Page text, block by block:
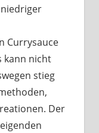
Currysauce
kann nicht
stieg
Der